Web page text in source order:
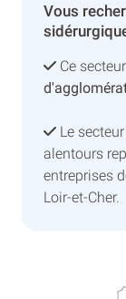
Vous
Ce
Le
alentours
entreprises
Loir-et-Cher.